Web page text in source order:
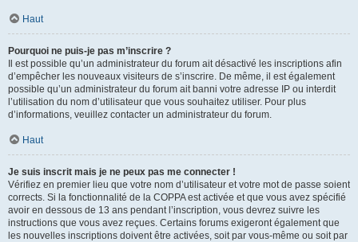
Haut
Pourquoi ne puis-je pas m’inscrire ?
Il est possible qu’un administrateur du forum ait désactivé les inscriptions afin
d’empêcher les nouveaux visiteurs de s’inscrire. De même, il est également
possible qu’un administrateur du forum ait banni votre adresse IP ou interdit
l’utilisation du nom d’utilisateur que vous souhaitez utiliser. Pour plus
d’informations, veuillez contacter un administrateur du forum.
Haut
Je suis inscrit mais je ne peux pas me connecter !
Vérifiez en premier lieu que votre nom d’utilisateur et votre mot de passe soient
corrects. Si la fonctionnalité de la COPPA est activée et que vous avez spécifié
avoir en dessous de 13 ans pendant l’inscription, vous devrez suivre les
instructions que vous avez reçues. Certains forums exigeront également que
les nouvelles inscriptions doivent être activées, soit par vous-même ou soit par